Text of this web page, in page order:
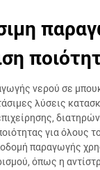
νερού σε
λύσεις
για όλους
παραγωγής
όπως η